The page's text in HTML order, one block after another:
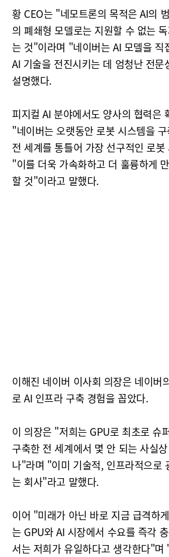
황 CEO는 "네모트론의 목적은 AI의
의 폐쇄형 모델로는 지원할 수 없는
는 것"이라며 "네이버는 AI 모델을 직
AI 기술을 전진시키는 데 엄청난 전
설명했다.
피지컬 AI 분야에서도 양사의 협력은
"네이버는 오랫동안 로봇 시스템을
전 세계를 통틀어 가장 선구적인 로
"이를 더욱 가속화하고 더 훌륭하게
할 것"이라고 말했다.
이해진 네이버 이사회 의장은 네이버
로 AI 인프라 구축 경험을 꼽았다.
이 의장은 "저희는 GPU로 최초로 슈
구축한 전 세계에서 몇 안 되는 사실
나"라며 "이미 기술적, 인프라적으로
는 회사"라고 말했다.
이어 "미래가 아닌 바로 지금 급격하
는 GPU와 AI 시장에서 수요를 즉각
서는 저희가 유일하다고 생각한다"